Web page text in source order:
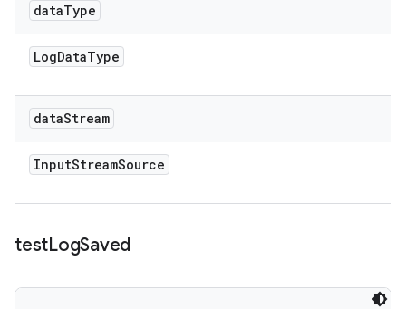
dataType
LogDataType
dataStream
InputStreamSource
testLogSaved